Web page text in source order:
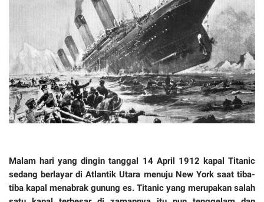
Malam hari yang dingin tanggal 14 April 1912 kapal Titanic
sedang berlayar di Atlantik Utara menuju New York saat tiba-
tiba kapal menabrak gunung es. Titanic yang merupakan salah